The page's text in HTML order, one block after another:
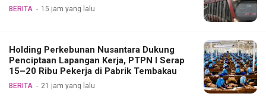
BERITA 15 jam yang lalu
Holding Perkebunan Nusantara Dukung
Penciptaan Lapangan Kerja, PTPN I Serap
15–20 Ribu Pekerja di Pabrik Tembakau
BERITA 21 jam yang lalu